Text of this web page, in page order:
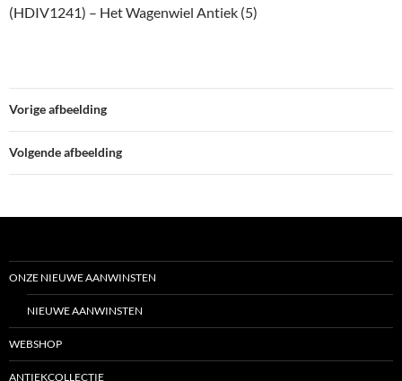
(HDIV1241) – Het Wagenwiel Antiek (5)
Vorige afbeelding
Volgende afbeelding
ONZE NIEUWE AANWINSTEN
NIEUWE AANWINSTEN
WEBSHOP
ANTIEKCOLLECTIE